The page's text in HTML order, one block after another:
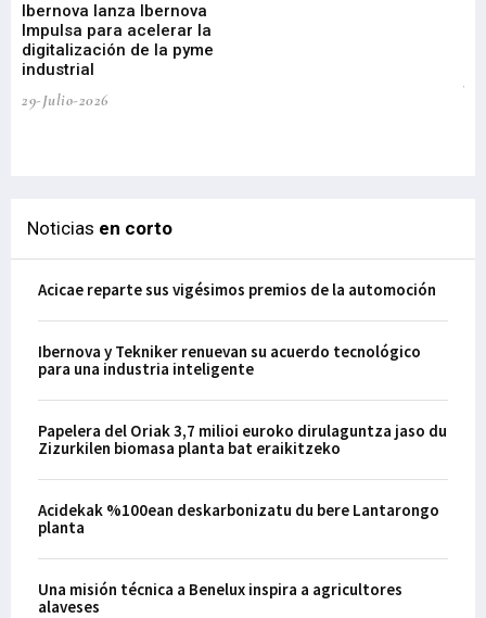
Ibernova lanza Ibernova
Impulsa para acelerar la
digitalización de la pyme
industrial
29-Julio-2026
Noticias en corto
Acicae reparte sus vigésimos premios de la automoción
Ibernova y Tekniker renuevan su acuerdo tecnológico
para una industria inteligente
Papelera del Oriak 3,7 milioi euroko dirulaguntza jaso du
Zizurkilen biomasa planta bat eraikitzeko
Acidekak %100ean deskarbonizatu du bere Lantarongo
planta
Una misión técnica a Benelux inspira a agricultores
alaveses